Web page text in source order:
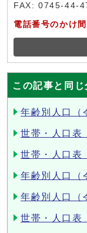
FAX: 0745-44-
電話番号のかけ
この記事と同
年齢別人口（
世帯・人口表
世帯・人口表
年齢別人口（
年齢別人口（
世帯・人口表